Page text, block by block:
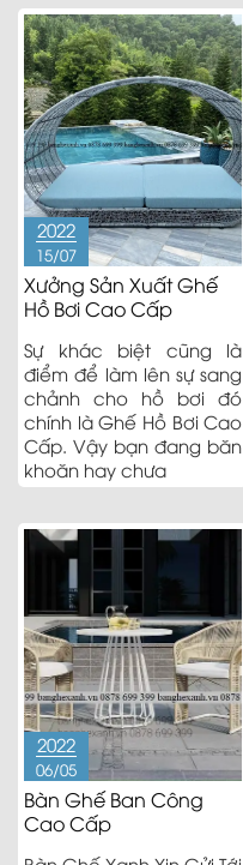
2022
15/07
Xưởng Sản Xuất Ghế
Hồ Bơi Cao Cấp
Sự khác biệt cũng là
điểm để làm lên sự sang
chảnh cho hồ bơi đó
chính là Ghế Hồ Bơi Cao
Cấp. Vậy bạn đang băn
khoăn hay chưa
2022
06/05
Bàn Ghế Ban Công
Cao Cấp